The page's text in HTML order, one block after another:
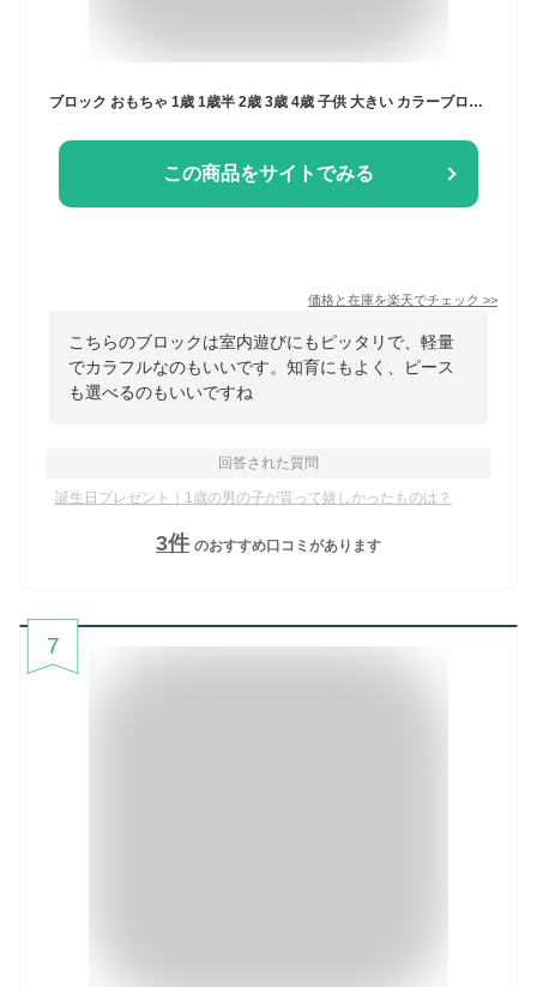
この商品をサイトでみる
価格と在庫を楽天でチェック >>
こちらのブロックは室内遊びにもピッタリで、軽量
でカラフルなのもいいです。知育にもよく、ピース
も選べるのもいいですね
回答された質問
誕生日プレゼント｜1歳の男の子が貰って嬉しかったものは？
3件 のおすすめ口コミがあります
7